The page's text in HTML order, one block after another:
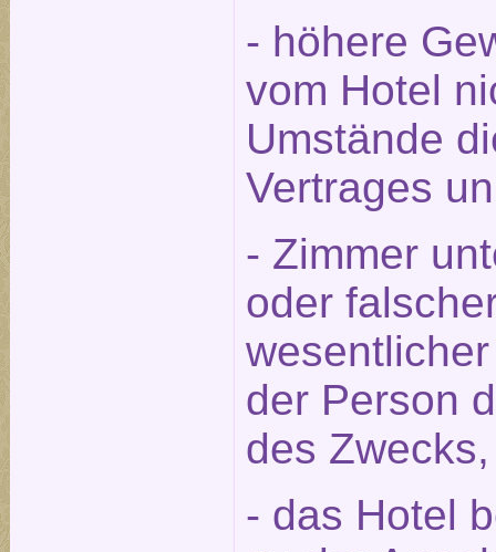
- höhere
vom Hotel
Umstände
Vertrages
- Zimmer
oder
der Person
des
- das Hotel